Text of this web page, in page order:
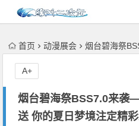
首页 动漫展会 烟台碧海祭BSS7.0来
烟台碧海祭BSS7.0来
送 你的夏日梦境注定精
A+